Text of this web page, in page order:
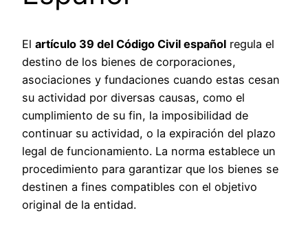
El artículo 39 del Código Civil español regula el
destino de los bienes de corporaciones,
asociaciones y fundaciones cuando estas cesan
su actividad por diversas causas, como el
cumplimiento de su fin, la imposibilidad de
continuar su actividad, o la expiración del plazo
legal de funcionamiento. La norma establece un
procedimiento para garantizar que los bienes se
destinen a fines compatibles con el objetivo
original de la entidad.